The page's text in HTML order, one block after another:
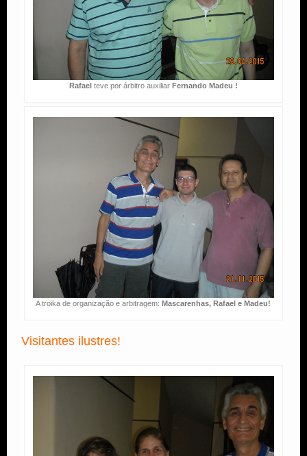
Rafael teve por árbitro auxiliar Fernando Madeu !
A troika de organização e arbitragem:Mascarenhas, Rafael e Madeu!
Visitantes ilustres!